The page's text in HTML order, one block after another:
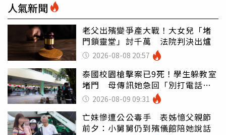
人氣新聞
老父出殯變爭產大戰！大女兒「堵
門鎖靈堂」討千萬 法院判決出爐
2026-08-08 20:57
泰國校園槍擊案已9死！學生躲教室
堵門 母傳訊她急回「別打電話怕
鈴響」
2026-08-09 09:31
亡妹慘遭公公毒手 表姊憶父親節
前夕：小舅舅仍到殯儀館陪她說話